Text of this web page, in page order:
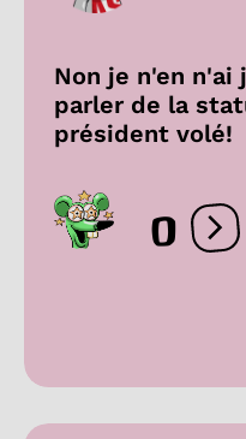
Non je n'en n'ai
parler de la
président volé!
0